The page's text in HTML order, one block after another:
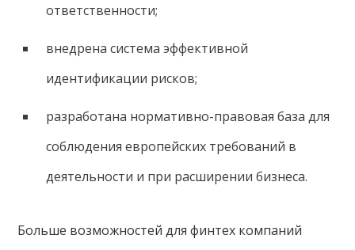
ответственности;
внедрена система эффективной
идентификации рисков;
разработана нормативно-правовая база для
соблюдения европейских требований в
деятельности и при расширении бизнеса.
Больше возможностей для финтех компаний